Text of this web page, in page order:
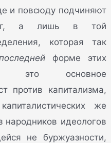
и повсюду подчиняют
а лишь в той
которая так
форме этих
это основное
против капитализма,
же
идеологов
не буржуазности,